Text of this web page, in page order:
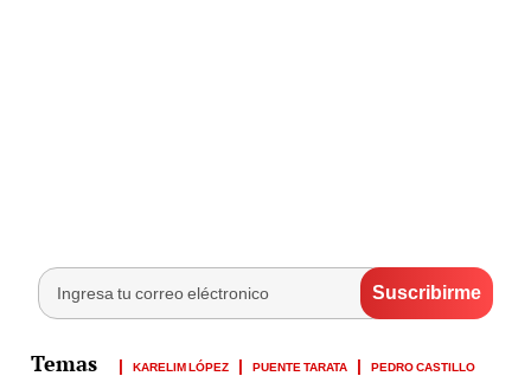
KARELIM LÓPEZ PUENTE TARATA PEDRO CASTILLO